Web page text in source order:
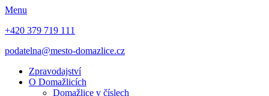
Menu
+420 379 719 111
podatelna@mesto-domazlice.cz
Zpravodajství
O Domažlicích
Domažlice v číslech